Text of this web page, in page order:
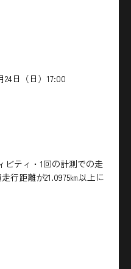
24日（日）17:00
ティ・1回の計測での走
行距離が21.0975㎞以上に